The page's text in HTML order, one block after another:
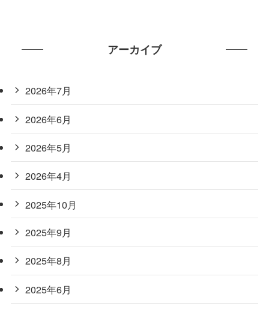
アーカイブ
2026年7月
2026年6月
2026年5月
2026年4月
2025年10月
2025年9月
2025年8月
2025年6月